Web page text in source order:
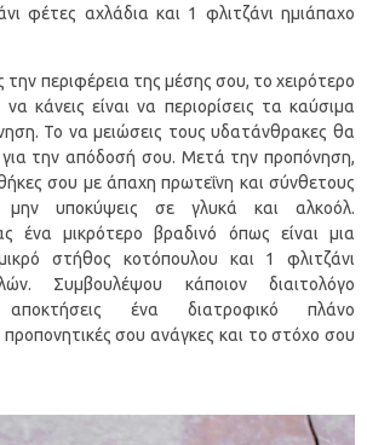
φέτες αχλάδια και 1 φλιτζάνι ημιάπαχο
την περιφέρεια της μέσης σου, το χειρότερο
κάνεις είναι να περιορίσεις τα καύσιμα
Το να μειώσεις τους υδατάνθρακες θα
για την απόδοσή σου. Μετά την προπόνηση,
σου με άπαχη πρωτεΐνη και σύνθετους
μην υποκύψεις σε γλυκά και αλκοόλ.
ένα μικρότερο βραδινό όπως είναι μια
στήθος κοτόπουλου και 1 φλιτζάνι
Συμβουλέψου κάποιον διαιτολόγο
ένα διατροφικό πλάνο
προπονητικές σου ανάγκες και το στόχο σου